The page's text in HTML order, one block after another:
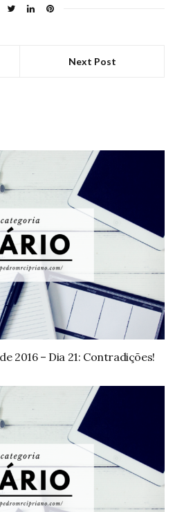
Next Post
2016 – Dia 21: Contradições!